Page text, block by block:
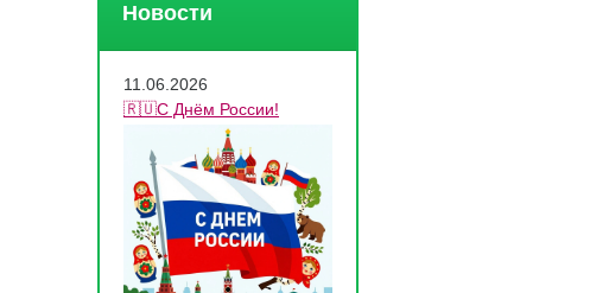
Новости
11.06.2026
🇷🇺С Днём России!